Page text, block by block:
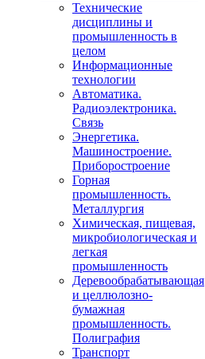
Технические
дисциплины и
промышленность в
целом
Информационные
технологии
Автоматика.
Радиоэлектроника.
Связь
Энергетика.
Машиностроение.
Приборостроение
Горная
промышленность.
Металлургия
Химическая, пищевая,
микробиологическая и
легкая
промышленность
Деревообрабатывающая
и целлюлозно-
бумажная
промышленность.
Полиграфия
Транспорт